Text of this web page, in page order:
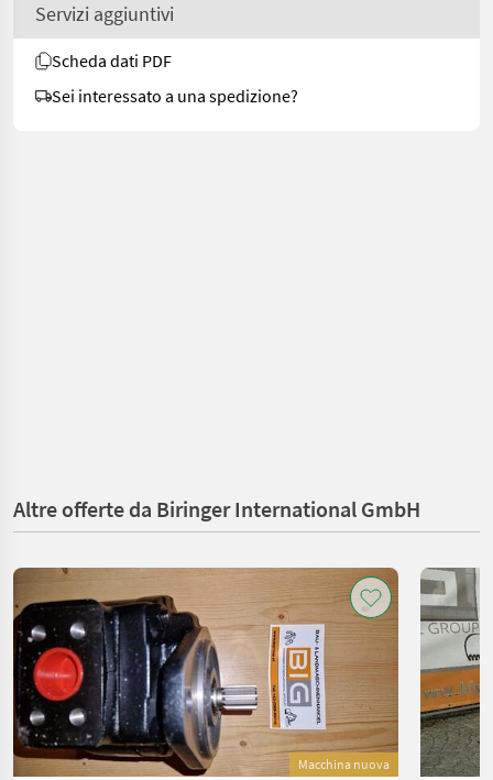
Servizi aggiuntivi
Scheda dati PDF
Sei interessato a una spedizione?
Altre offerte da Biringer International GmbH
Macchina nuova